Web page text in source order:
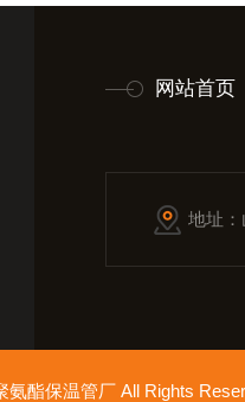
网站首页
地址
氨酯保温管厂 All Rights